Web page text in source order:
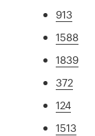
913
1588
1839
372
124
1513